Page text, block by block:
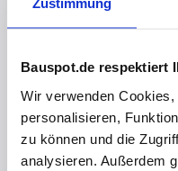
Bauspot.de respektiert
Wir verwenden
personalisieren,
zu können und die
analysieren. Außerdem
vor
Vorgespannte